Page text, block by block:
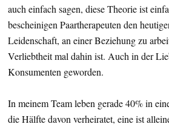
auch einfach sagen, diese Theorie ist
bescheinigen Paartherapeuten den
Leidenschaft, an einer Beziehung zu
Verliebtheit mal dahin ist. Auch in der
Konsumenten geworden.
In meinem Team leben gerade 40% in
die Hälfte davon verheiratet, eine ist